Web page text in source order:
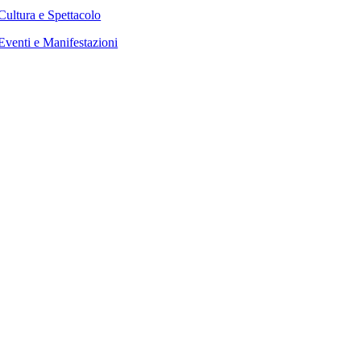
e Spettacolo
e Manifestazioni